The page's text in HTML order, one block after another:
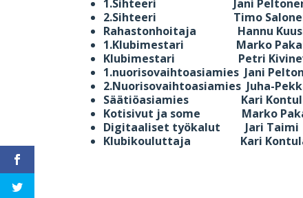
1.Sihteeri Jani
2.Sihteeri Timo
Rahastonhoitaja Hannu
1.Klubimestari Marko
Klubimestari Petri
1.nuorisovaihtoasiamies Jani
2.Nuorisovaihtoasiamies Juha-
Säätiöasiamies Kari
Kotisivut ja some Marko
Digitaaliset työkalut Jari Taimi
Klubikouluttaja Kari